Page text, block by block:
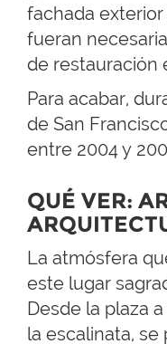
fachada
fueran
de restauración
Para acabar,
de San
entre 2004 y
QUÉ VER:
La atmósfera
este lugar
Desde la plaza
la escalinata,